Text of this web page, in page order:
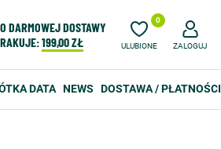
DARMOWEJ DOSTAWY
199,00 ZŁ ULUBIONE
0
ZALOGUJ
DATA NEWS DOSTAWA / PŁATNOŚCI